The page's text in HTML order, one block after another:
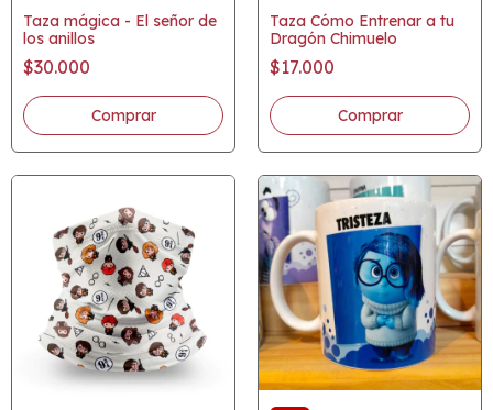
Taza mágica - El señor de
los anillos
$30.000
Taza Cómo Entrenar a tu
Dragón Chimuelo
$17.000